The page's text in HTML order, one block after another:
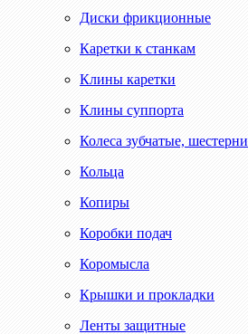
Диски фрикционные
Каретки к станкам
Клины каретки
Клины суппорта
Колеса зубчатые, шестерни
Кольца
Копиры
Коробки подач
Коромысла
Крышки и прокладки
Ленты защитные